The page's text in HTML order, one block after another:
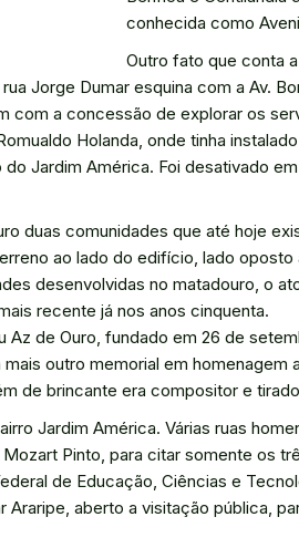
conhecida como
Outro fato que conta
Jorge Dumar esquina com a Av.
com a concessão de explorar os
Holanda, onde tinha
Jardim América. Foi desativado
duas comunidades que até hoje
ao lado do edifício, lado
desenvolvidas no matadouro, o
recente já nos anos cinquenta.
de Ouro, fundado em 26 de
outro memorial em
de brincante era compositor e
Jardim América. Várias ruas
Pinto, para citar somente os
de Educação, Ciências e
aberto a visitação pública,